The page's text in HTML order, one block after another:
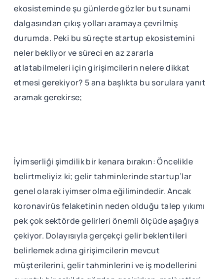
ekosisteminde şu günlerde gözler bu tsunami
dalgasından çıkış yolları aramaya çevrilmiş
durumda. Peki bu süreçte startup ekosistemini
neler bekliyor ve süreci en az zararla
atlatabilmeleri için girişimcilerin nelere dikkat
etmesi gerekiyor? 5 ana başlıkta bu sorulara yanıt
aramak gerekirse;
İyimserliği şimdilik bir kenara bırakın: Öncelikle
belirtmeliyiz ki; gelir tahminlerinde startup’lar
genel olarak iyimser olma eğilimindedir. Ancak
koronavirüs felaketinin neden olduğu talep yıkımı
pek çok sektörde gelirleri önemli ölçüde aşağıya
çekiyor. Dolayısıyla gerçekçi gelir beklentileri
belirlemek adına girişimcilerin mevcut
müşterilerini, gelir tahminlerini ve iş modellerini